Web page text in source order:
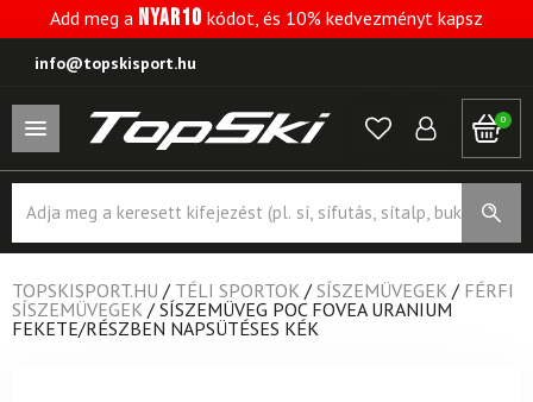
Add meg a NYAR10 kódot, és 10% kedvezményt kapsz
info@topskisport.hu
0
search
TOPSKISPORT.HU / TÉLI SPORTOK / SÍSZEMÜVEGEK / FÉRFI
SÍSZEMÜVEGEK / SÍSZEMÜVEG POC FOVEA URANIUM
FEKETE/RÉSZBEN NAPSÜTÉSES KÉK